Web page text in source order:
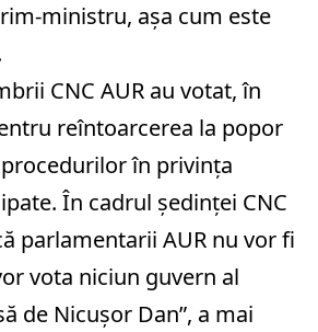
ministru, aşa cum este
CNC AUR au votat, în
reîntoarcerea la popor
în privinţa
În cadrul şedinţei CNC
parlamentarii AUR nu vor fi
vota niciun guvern al
de Nicuşor Dan”, a mai